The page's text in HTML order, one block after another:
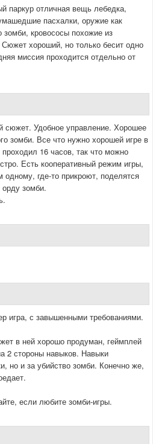
паркур отличная вещь лебедка,
пасхалки, оружие как
кровососы похожие из
хороший, но только бесит одно
миссия проходится отдельно от
сюжет. Удобное управление. Хорошее
зомби. Все что нужно хорошей игре в
16 часов, так что можно
Есть кооперативный режим игры,
одному, где-то прикроют, поделятся
орду зомби.
игра, с завышенными требованиями.
в ней хорошо продуман, геймплей
2 стороны навыков. Навыки
но и за убийство зомби. Конечно же,
если любите зомби-игры.